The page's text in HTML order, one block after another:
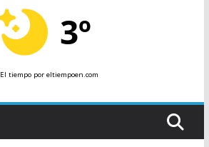
3º
El tiempopor eltiempoen.com